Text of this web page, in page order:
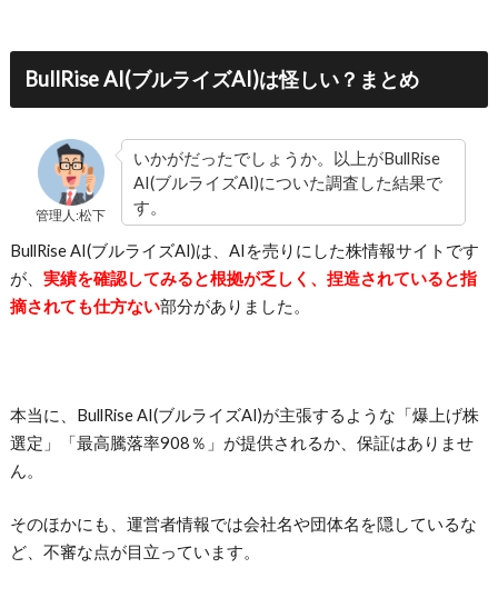
BullRise AI(ブルライズAI)は怪しい？ まとめ
管理人:松下
いかがだったでしょうか。以上がBullRise
AI(ブルライズAI)についた調査した結果で
す。
BullRise AI(ブルライズAI)は、AIを売りにした株情報サイトです
が、 実績を確認してみると根拠が乏しく、捏造されていると指
摘されても仕方ない部分がありました。
本当に、BullRise AI(ブルライズAI)が主張するような「爆上げ株
選定」「最高騰落率908％」が提供されるか、保証はありませ
ん。
そのほかにも、運営者情報では会社名や団体名を隠しているな
ど、不審な点が目立っています。